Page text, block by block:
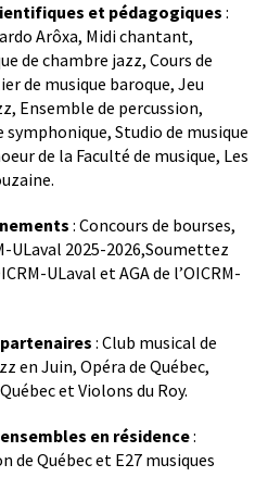
et pédagogiques :
Arôxa, Midi chantant,
de chambre jazz, Cours de
de musique baroque, Jeu
Ensemble de percussion,
Studio de musique
de la Faculté de musique, Les
: Concours de bourses,
ULaval 2025-2026,Soumettez
ULaval et AGA de l’OICRM-
: Club musical de
en Juin, Opéra de Québec,
et Violons du Roy.
en résidence:
de Québec et E27 musiques